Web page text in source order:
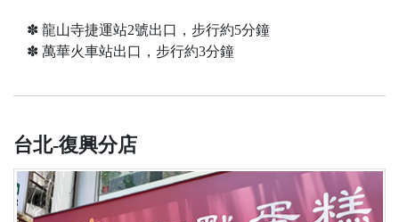
✽ 龍山寺捷運站2號出口，步行約5分鐘
✽ 萬華火車站出口，步行約3分鐘
台北-復興分店